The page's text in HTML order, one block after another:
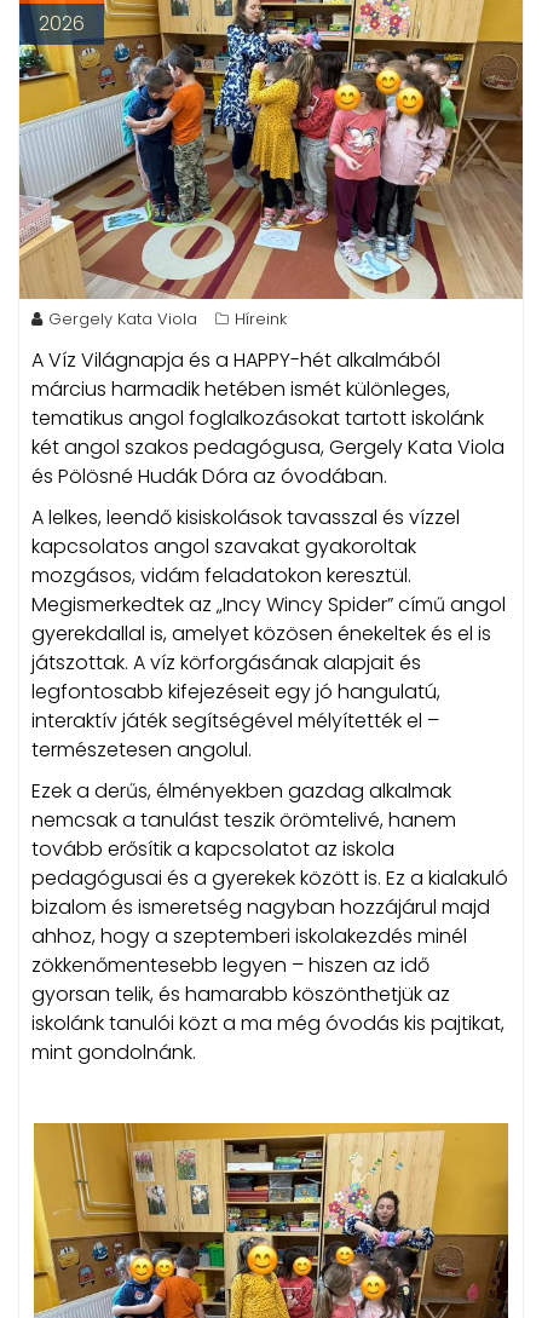
2026
Gergely Kata Viola Híreink
A Víz Világnapja és a HAPPY-hét alkalmából
március harmadik hetében ismét különleges,
tematikus angol foglalkozásokat tartott iskolánk
két angol szakos pedagógusa, Gergely Kata Viola
és Pölösné Hudák Dóra az óvodában.
A lelkes, leendő kisiskolások tavasszal és vízzel
kapcsolatos angol szavakat gyakoroltak
mozgásos, vidám feladatokon keresztül.
Megismerkedtek az „Incy Wincy Spider” című angol
gyerekdallal is, amelyet közösen énekeltek és el is
játszottak. A víz körforgásának alapjait és
legfontosabb kifejezéseit egy jó hangulatú,
interaktív játék segítségével mélyítették el –
természetesen angolul.
Ezek a derűs, élményekben gazdag alkalmak
nemcsak a tanulást teszik örömtelivé, hanem
tovább erősítik a kapcsolatot az iskola
pedagógusai és a gyerekek között is. Ez a kialakuló
bizalom és ismeretség nagyban hozzájárul majd
ahhoz, hogy a szeptemberi iskolakezdés minél
zökkenőmentesebb legyen – hiszen az idő
gyorsan telik, és hamarabb köszönthetjük az
iskolánk tanulói közt a ma még óvodás kis pajtikat,
mint gondolnánk.